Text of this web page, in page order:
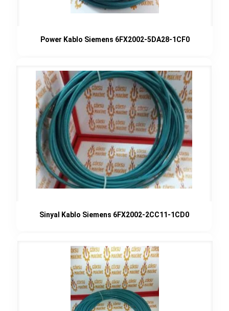
Power Kablo Siemens 6FX2002-5DA28-1CF0
Sinyal Kablo Siemens 6FX2002-2CC11-1CD0